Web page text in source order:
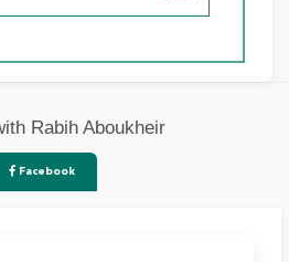
Rabih Aboukheir
Facebook